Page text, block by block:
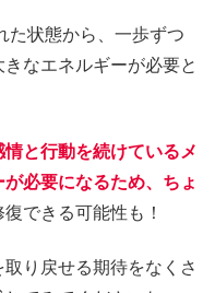
た状態から、一歩ずつ
なエネルギーが必要と
と行動を続けているメ
必要になるため、ちょ
復できる可能性も！
り戻せる期待をなくさ